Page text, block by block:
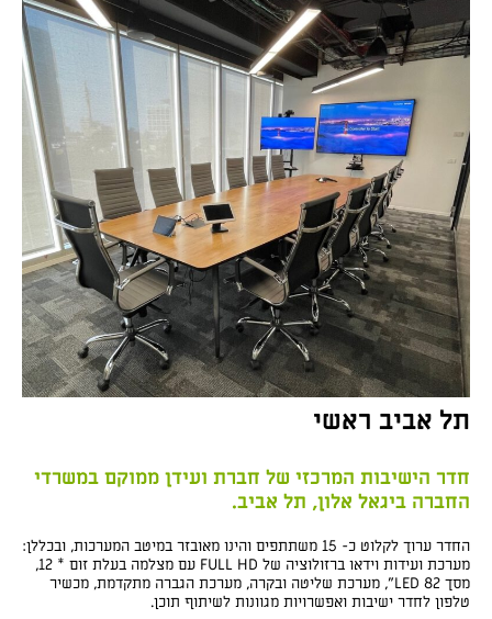
תל אביב ראשי
חדר הישיבות המרכזי של חברת ועידן ממוקם במשרדי
החברה ביגאל אלון, תל אביב.
החדר ערוך לקלוט כ- 15 משתתפים והינו מאובזר במיטב המערכות, ובכללן:
מערכת ועידות וידאו ברזולוציה של FULL HD עם מצלמה בעלת זום * 12,
מסך LED 82”, מערכת שליטה ובקרה, מערכת הגברה מתקדמת, מכשיר
טלפון לחדר ישיבות ואפשרויות מגוונות לשיתוף תוכן.